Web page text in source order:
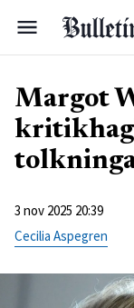
Margot
3 nov 2025 20:39
Cecilia Aspegren